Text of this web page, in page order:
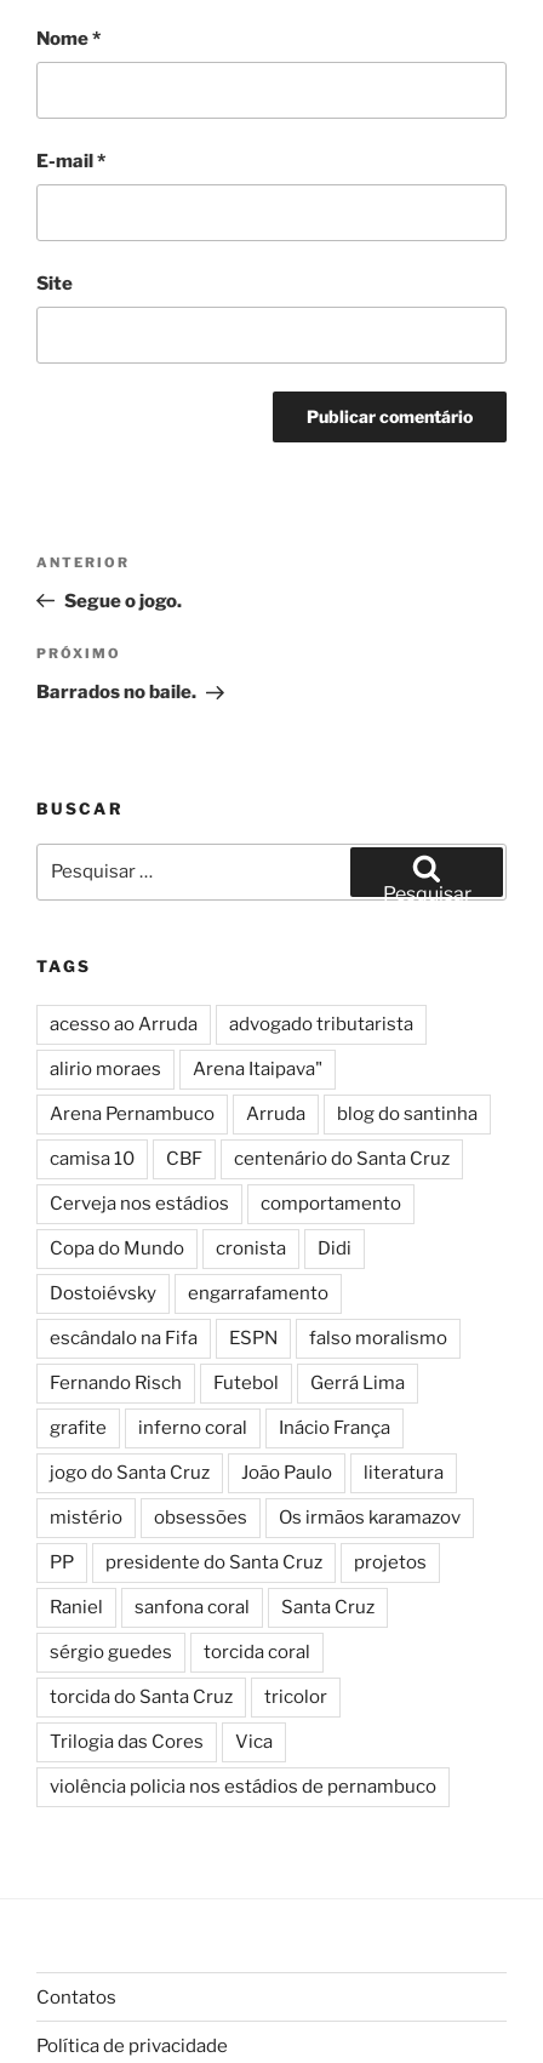
Nome*
E-mail*
Site
Navegação
Post
Post
anterior
ANTERIOR
Segue o jogo.
Próximo
post
PRÓXIMO
Barrados no baile.
BUSCAR
por:
Pesquisar
TAGS
acesso ao Arruda advogado tributarista
alirio moraes Arena Itaipava"
Arena Pernambuco Arruda blog do santinha
camisa 10 CBF centenário do Santa Cruz
Cerveja nos estádios comportamento
Copa do Mundo cronista Didi
Dostoiévsky engarrafamento
escândalo na Fifa ESPN falso moralismo
Fernando Risch Futebol Gerrá Lima
grafite inferno coral Inácio França
jogo do Santa Cruz João Paulo literatura
mistério obsessões Os irmãos karamazov
PP presidente do Santa Cruz projetos
Raniel sanfona coral Santa Cruz
sérgio guedes torcida coral
torcida do Santa Cruz tricolor
Trilogia das Cores Vica
violência policia nos estádios de pernambuco
Contatos
Política de privacidade